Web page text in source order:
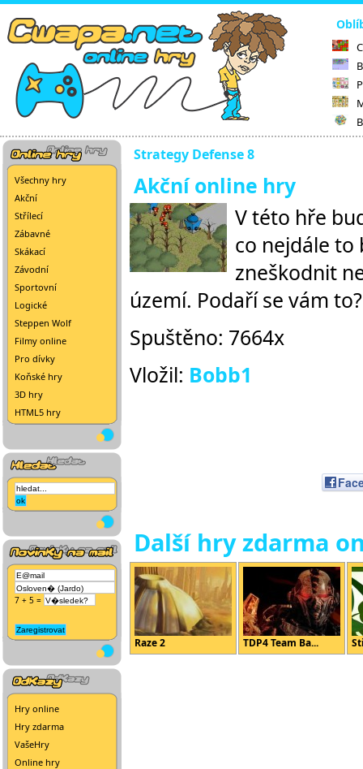
Všechny hry
Akční
Střílecí
Zábavné
Skákací
Závodní
Sportovní
Logické
Steppen Wolf
Filmy online
Pro dívky
Koňské hry
3D hry
HTML5 hry
7 + 5 =
Hry online
Hry zdarma
VašeHry
Online hry
Strategy Defense 8
Akční online hry
V této hře
co nejdále to
zneškodnit
území. Podaří se vám to?
Spuštěno: 7664x
Vložil: Bobb1
Další hry zdarma
Raze 2 TDP4 Team Ba...